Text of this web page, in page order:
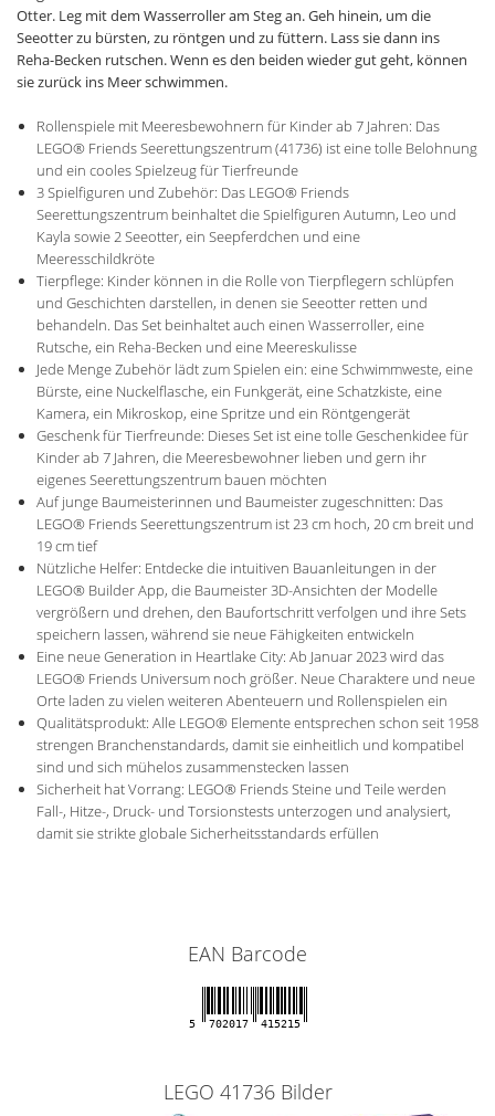
Otter. Leg mit dem Wasserroller am Steg an. Geh hinein, um die
Seeotter zu bürsten, zu röntgen und zu füttern. Lass sie dann ins
Reha-Becken rutschen. Wenn es den beiden wieder gut geht, können
sie zurück ins Meer schwimmen.
Rollenspiele mit Meeresbewohnern für Kinder ab 7 Jahren: Das
LEGO® Friends Seerettungszentrum (41736) ist eine tolle Belohnung
und ein cooles Spielzeug für Tierfreunde
3 Spielfiguren und Zubehör: Das LEGO® Friends
Seerettungszentrum beinhaltet die Spielfiguren Autumn, Leo und
Kayla sowie 2 Seeotter, ein Seepferdchen und eine
Meeresschildkröte
Tierpflege: Kinder können in die Rolle von Tierpflegern schlüpfen
und Geschichten darstellen, in denen sie Seeotter retten und
behandeln. Das Set beinhaltet auch einen Wasserroller, eine
Rutsche, ein Reha-Becken und eine Meereskulisse
Jede Menge Zubehör lädt zum Spielen ein: eine Schwimmweste, eine
Bürste, eine Nuckelflasche, ein Funkgerät, eine Schatzkiste, eine
Kamera, ein Mikroskop, eine Spritze und ein Röntgengerät
Geschenk für Tierfreunde: Dieses Set ist eine tolle Geschenkidee für
Kinder ab 7 Jahren, die Meeresbewohner lieben und gern ihr
eigenes Seerettungszentrum bauen möchten
Auf junge Baumeisterinnen und Baumeister zugeschnitten: Das
LEGO® Friends Seerettungszentrum ist 23 cm hoch, 20 cm breit und
19 cm tief
Nützliche Helfer: Entdecke die intuitiven Bauanleitungen in der
LEGO® Builder App, die Baumeister 3D-Ansichten der Modelle
vergrößern und drehen, den Baufortschritt verfolgen und ihre Sets
speichern lassen, während sie neue Fähigkeiten entwickeln
Eine neue Generation in Heartlake City: Ab Januar 2023 wird das
LEGO® Friends Universum noch größer. Neue Charaktere und neue
Orte laden zu vielen weiteren Abenteuern und Rollenspielen ein
Qualitätsprodukt: Alle LEGO® Elemente entsprechen schon seit 1958
strengen Branchenstandards, damit sie einheitlich und kompatibel
sind und sich mühelos zusammenstecken lassen
Sicherheit hat Vorrang: LEGO® Friends Steine und Teile werden
Fall-, Hitze-, Druck- und Torsionstests unterzogen und analysiert,
damit sie strikte globale Sicherheitsstandards erfüllen
EAN Barcode
5 702017 415215
LEGO 41736 Bilder